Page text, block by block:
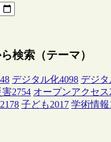
検索（テーマ）
デジタル化4098 デジ
害2754 オープンアクセス
2178 子ども2017 学術情報